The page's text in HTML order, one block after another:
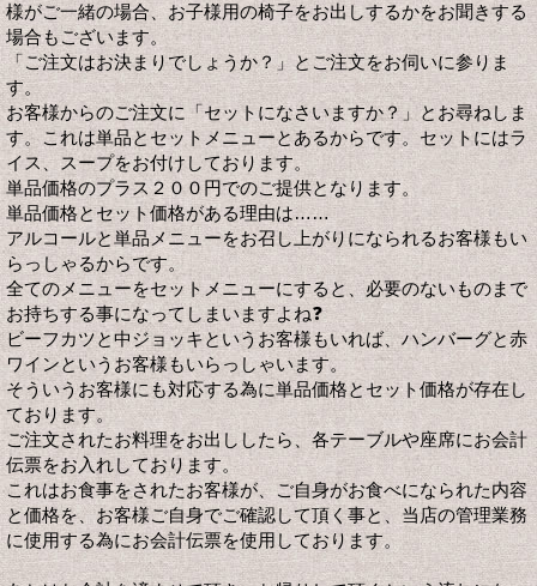
様がご一緒の場合、お子様用の椅子をお出しするかをお聞きする
場合もございます。
「ご注文はお決まりでしょうか？」とご注文をお伺いに参りま
す。
お客様からのご注文に「セットになさいますか？」とお尋ねしま
す。これは単品とセットメニューとあるからです。セットにはラ
イス、スープをお付けしております。
単品価格のプラス２００円でのご提供となります。
単品価格とセット価格がある理由は……
アルコールと単品メニューをお召し上がりになられるお客様もい
らっしゃるからです。
全てのメニューをセットメニューにすると、必要のないものまで
お持ちする事になってしまいますよね❓
ビーフカツと中ジョッキというお客様もいれば、ハンバーグと赤
ワインというお客様もいらっしゃいます。
そういうお客様にも対応する為に単品価格とセット価格が存在し
ております。
ご注文されたお料理をお出ししたら、各テーブルや座席にお会計
伝票をお入れしております。
これはお食事をされたお客様が、ご自身がお食べになられた内容
と価格を、お客様ご自身でご確認して頂く事と、当店の管理業務
に使用する為にお会計伝票を使用しております。